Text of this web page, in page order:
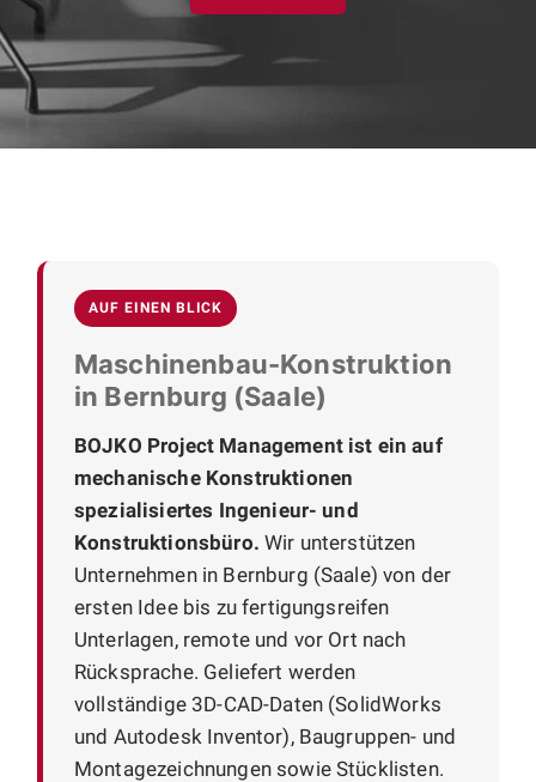
AUF EINEN BLICK
Maschinenbau-Konstruktion
in Bernburg (Saale)
BOJKO Project Management ist ein auf
mechanische Konstruktionen
spezialisiertes Ingenieur- und
Konstruktionsbüro. Wir unterstützen
Unternehmen in Bernburg (Saale) von der
ersten Idee bis zu fertigungsreifen
Unterlagen, remote und vor Ort nach
Rücksprache. Geliefert werden
vollständige 3D-CAD-Daten (SolidWorks
und Autodesk Inventor), Baugruppen- und
Montagezeichnungen sowie Stücklisten.